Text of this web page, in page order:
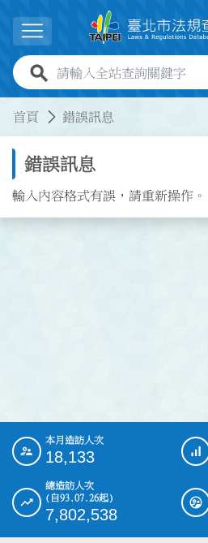
展開選單
全站查詢關鍵字欄位
首頁 錯誤訊息
錯誤訊息
輸入內容格式有誤，請重新操作。
::: 本月造訪人次
18,133
總造訪人次
(自93.07.26起)
7,802,538